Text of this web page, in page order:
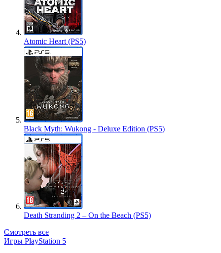
Atomic Heart (PS5)
Black Myth: Wukong - Deluxe Edition (PS5)
Death Stranding 2 – On the Beach (PS5)
Смотреть все
Игры PlayStation 5